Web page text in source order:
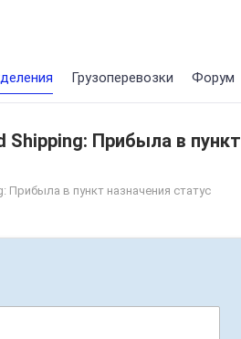
Грузоперевозки Форум
Прибыла в пункт
Прибыла в пункт назначения статус